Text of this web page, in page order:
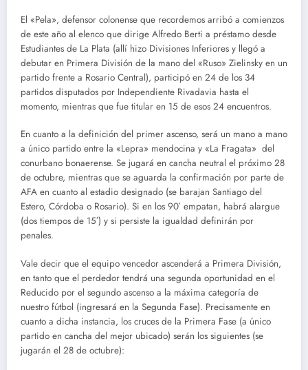
El «Pela», defensor colonense que recordemos arribó a comienzos
de este año al elenco que dirige Alfredo Berti a préstamo desde
Estudiantes de La Plata (allí hizo Divisiones Inferiores y llegó a
debutar en Primera División de la mano del «Ruso» Zielinsky en un
partido frente a Rosario Central), participó en 24 de los 34
partidos disputados por Independiente Rivadavia hasta el
momento, mientras que fue titular en 15 de esos 24 encuentros.
En cuanto a la definición del primer ascenso, será un mano a mano
a único partido entre la «Lepra» mendocina y «La Fragata» del
conurbano bonaerense. Se jugará en cancha neutral el próximo 28
de octubre, mientras que se aguarda la confirmación por parte de
AFA en cuanto al estadio designado (se barajan Santiago del
Estero, Córdoba o Rosario). Si en los 90′ empatan, habrá alargue
(dos tiempos de 15′) y si persiste la igualdad definirán por
penales.
Vale decir que el equipo vencedor ascenderá a Primera División,
en tanto que el perdedor tendrá una segunda oportunidad en el
Reducido por el segundo ascenso a la máxima categoría de
nuestro fútbol (ingresará en la Segunda Fase). Precisamente en
cuanto a dicha instancia, los cruces de la Primera Fase (a único
partido en cancha del mejor ubicado) serán los siguientes (se
jugarán el 28 de octubre):